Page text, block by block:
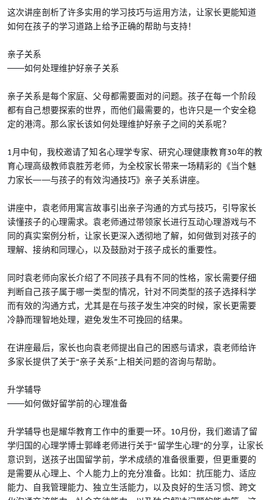
这次讲座剖析了许多实用的学习技巧与运用方法，让家长更能知道
如何在孩子的学习道路上给予正确的帮助与支持！
亲子关系
——如何处理维护好亲子关系
亲子关系是每个家庭、父母都需要面对的问题。孩子在每一个阶段
都有自己想要探索的世界，而他们最需要的，也许只是一个安全稳
定的港湾。那么家长该如何处理维护好亲子之间的关系呢？
1月中旬，我校邀请了知名心理学专家、研究心理健康教育30年的教
育心理高级教师袁胜芳老师，为全校家长带来一场精彩的《当个魅
力家长——与孩子的有效沟通技巧》亲子关系讲座。
讲座中，袁老师用寓言故事引出亲子沟通的方式与技巧，引导家长
读懂孩子的心理需求。袁老师通过带领家长进行互动心理游戏与不
同的真实案例分析，让家长更深入透彻地了解，如何做到对孩子的
理解、接纳和同理心，以及鼓励对于孩子成长的重要性。
同时袁老师向家长介绍了不同孩子具有不同的性格，家长需要仔细
判断自己孩子属于哪一类型的情况，针对不同类型的孩子选择科学
而有效的沟通方式，尤其是在与孩子发生冲突的时候，家长更需要
冷静而理智地处理，避免发生不可挽回的结果。
在讲座最后，家长也向袁老师提出自己的困惑与请求，袁老师给许
多家长提供了关于“亲子关系”上相关问题的咨询与帮助。
升学辅导
——如何做好留学前的心理准备
升学辅导也是耀华教育工作中的重要一环。10月份，我们邀请了留
学归国的心理学博士郭峰老师进行关于“留学生心理”的分享，让家长
意识到，送孩子出国留学前，学术成绩的准备很重要，但更重要的
是需要从心理上、个人能力上的充分准备。比如：抗压能力、适应
能力、自我管理能力、独立生活能力，以及良好的生活习惯、跨文